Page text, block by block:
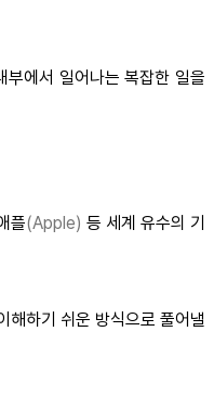
에서 일어나는 복잡한 일을
플(Apple) 등 세계 유수의 기
해하기 쉬운 방식으로 풀어낼